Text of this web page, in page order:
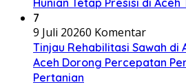
7
9 Juli 20260 Komentar
Tinjau Rehabilitasi Sawah di
Aceh Dorong Percepatan
Pertanian